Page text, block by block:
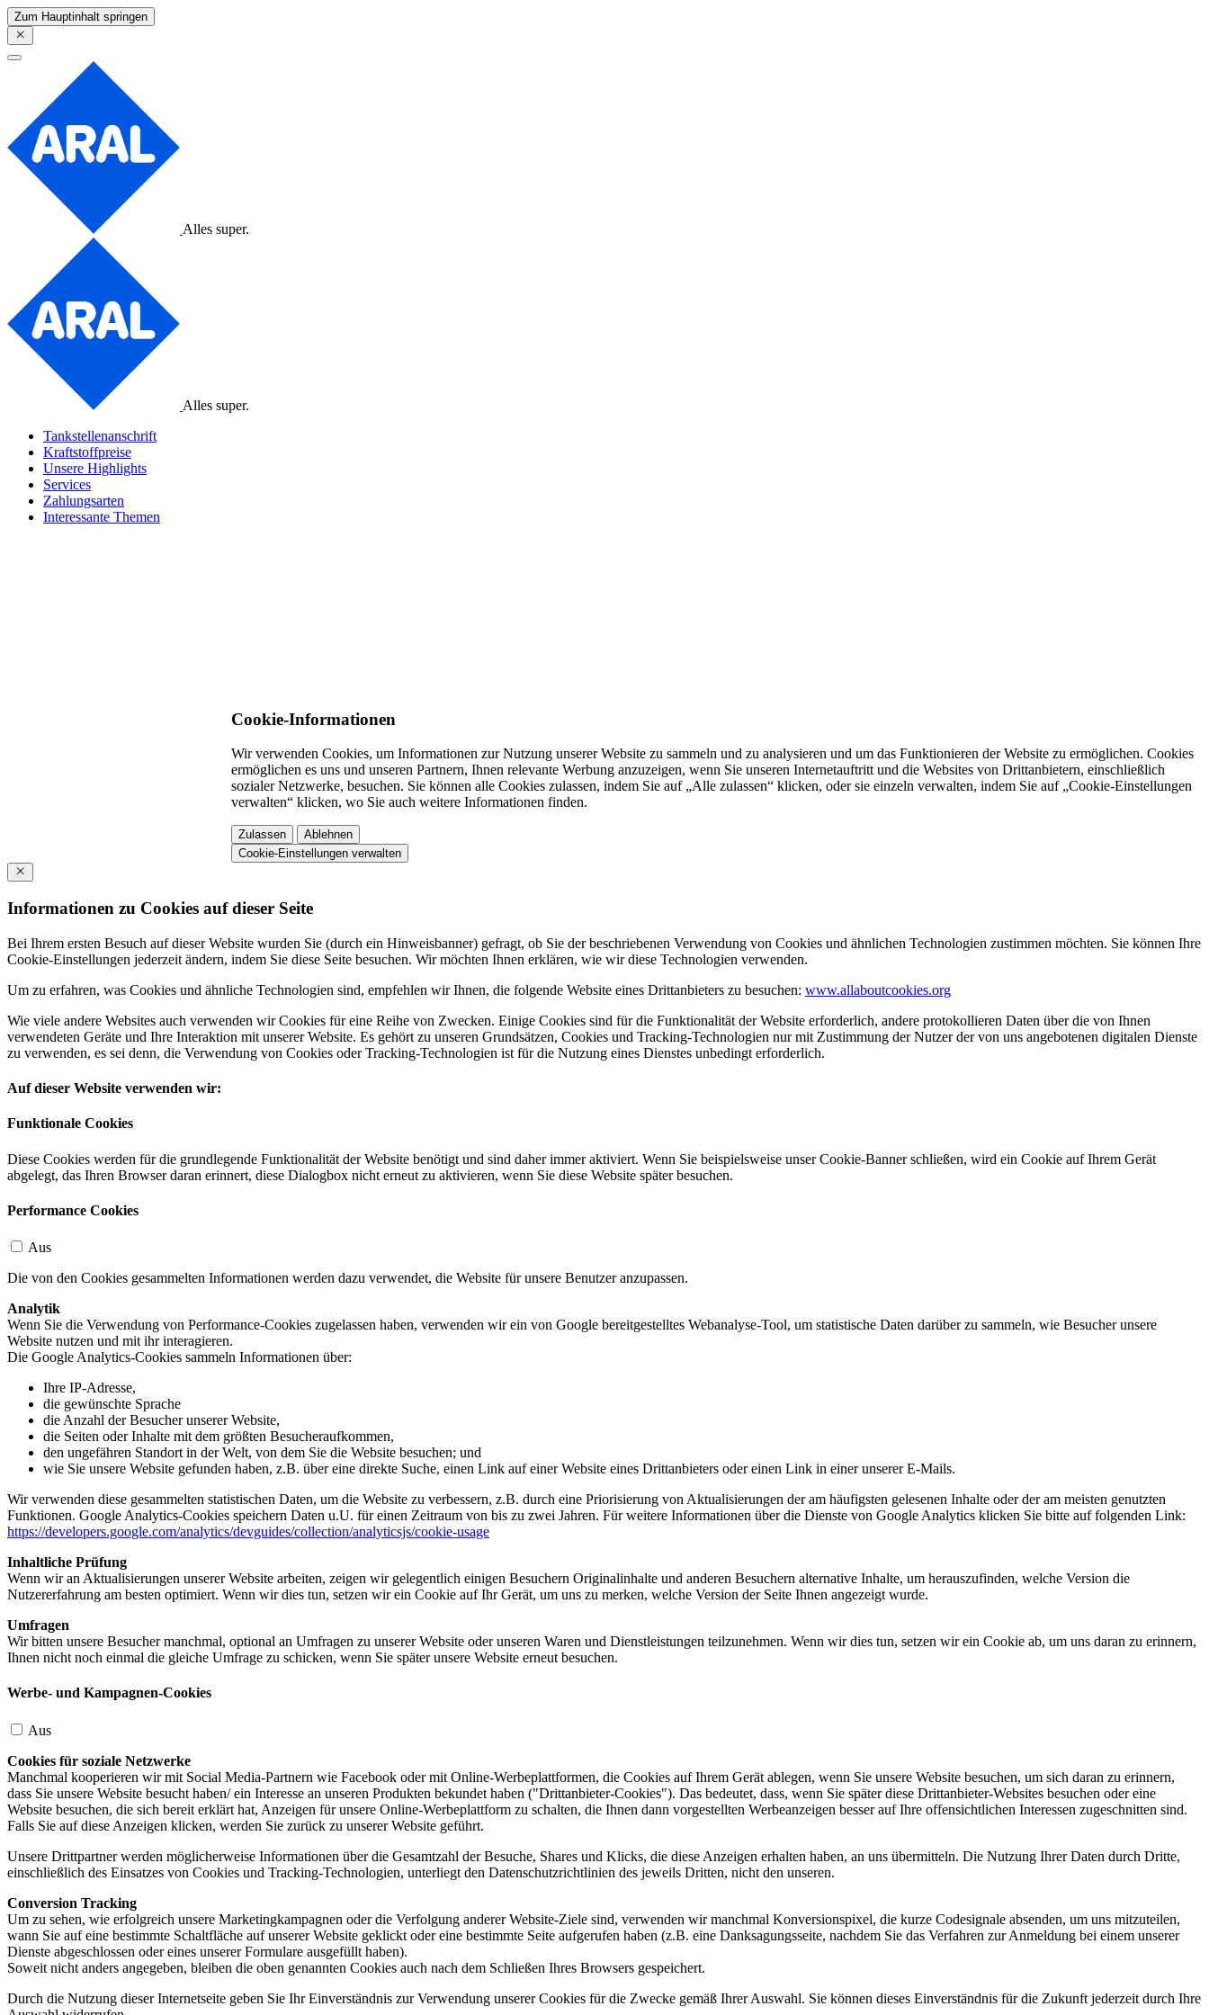
Zum Hauptinhalt springen
Alles super.
Alles super.
Tankstellenanschrift
Kraftstoffpreise
Unsere Highlights
Services
Zahlungsarten
Interessante Themen
Cookie-Informationen
Wir verwenden Cookies, um Informationen zur Nutzung unserer Website zu sammeln und zu analysieren und um das Funktionieren der Website zu ermöglichen. Cookies
ermöglichen es uns und unseren Partnern, Ihnen relevante Werbung anzuzeigen, wenn Sie unseren Internetauftritt und die Websites von Drittanbietern, einschließlich
sozialer Netzwerke, besuchen. Sie können alle Cookies zulassen, indem Sie auf „Alle zulassen“ klicken, oder sie einzeln verwalten, indem Sie auf „Cookie-Einstellungen
verwalten“ klicken, wo Sie auch weitere Informationen finden.
Zulassen
Ablehnen
Cookie-Einstellungen verwalten
Informationen zu Cookies auf dieser Seite
Bei Ihrem ersten Besuch auf dieser Website wurden Sie (durch ein Hinweisbanner) gefragt, ob Sie der beschriebenen Verwendung von Cookies und ähnlichen Technologien zustimmen möchten. Sie können Ihre
Cookie-Einstellungen jederzeit ändern, indem Sie diese Seite besuchen. Wir möchten Ihnen erklären, wie wir diese Technologien verwenden.
Um zu erfahren, was Cookies und ähnliche Technologien sind, empfehlen wir Ihnen, die folgende Website eines Drittanbieters zu besuchen: www.allaboutcookies.org
Wie viele andere Websites auch verwenden wir Cookies für eine Reihe von Zwecken. Einige Cookies sind für die Funktionalität der Website erforderlich, andere protokollieren Daten über die von Ihnen
verwendeten Geräte und Ihre Interaktion mit unserer Website. Es gehört zu unseren Grundsätzen, Cookies und Tracking-Technologien nur mit Zustimmung der Nutzer der von uns angebotenen digitalen Dienste
zu verwenden, es sei denn, die Verwendung von Cookies oder Tracking-Technologien ist für die Nutzung eines Dienstes unbedingt erforderlich.
Auf dieser Website verwenden wir:
Funktionale Cookies
Diese Cookies werden für die grundlegende Funktionalität der Website benötigt und sind daher immer aktiviert. Wenn Sie beispielsweise unser Cookie-Banner schließen, wird ein Cookie auf Ihrem Gerät
abgelegt, das Ihren Browser daran erinnert, diese Dialogbox nicht erneut zu aktivieren, wenn Sie diese Website später besuchen.
Performance Cookies
Aus
Die von den Cookies gesammelten Informationen werden dazu verwendet, die Website für unsere Benutzer anzupassen.
Analytik
Wenn Sie die Verwendung von Performance-Cookies zugelassen haben, verwenden wir ein von Google bereitgestelltes Webanalyse-Tool, um statistische Daten darüber zu sammeln, wie Besucher unsere
Website nutzen und mit ihr interagieren.
Die Google Analytics-Cookies sammeln Informationen über:
Ihre IP-Adresse,
die gewünschte Sprache
die Anzahl der Besucher unserer Website,
die Seiten oder Inhalte mit dem größten Besucheraufkommen,
den ungefähren Standort in der Welt, von dem Sie die Website besuchen; und
wie Sie unsere Website gefunden haben, z.B. über eine direkte Suche, einen Link auf einer Website eines Drittanbieters oder einen Link in einer unserer E-Mails.
Wir verwenden diese gesammelten statistischen Daten, um die Website zu verbessern, z.B. durch eine Priorisierung von Aktualisierungen der am häufigsten gelesenen Inhalte oder der am meisten genutzten
Funktionen. Google Analytics-Cookies speichern Daten u.U. für einen Zeitraum von bis zu zwei Jahren. Für weitere Informationen über die Dienste von Google Analytics klicken Sie bitte auf folgenden Link:
https://developers.google.com/analytics/devguides/collection/analyticsjs/cookie-usage
Inhaltliche Prüfung
Wenn wir an Aktualisierungen unserer Website arbeiten, zeigen wir gelegentlich einigen Besuchern Originalinhalte und anderen Besuchern alternative Inhalte, um herauszufinden, welche Version die
Nutzererfahrung am besten optimiert. Wenn wir dies tun, setzen wir ein Cookie auf Ihr Gerät, um uns zu merken, welche Version der Seite Ihnen angezeigt wurde.
Umfragen
Wir bitten unsere Besucher manchmal, optional an Umfragen zu unserer Website oder unseren Waren und Dienstleistungen teilzunehmen. Wenn wir dies tun, setzen wir ein Cookie ab, um uns daran zu erinnern,
Ihnen nicht noch einmal die gleiche Umfrage zu schicken, wenn Sie später unsere Website erneut besuchen.
Werbe- und Kampagnen-Cookies
Aus
Cookies für soziale Netzwerke
Manchmal kooperieren wir mit Social Media-Partnern wie Facebook oder mit Online-Werbeplattformen, die Cookies auf Ihrem Gerät ablegen, wenn Sie unsere Website besuchen, um sich daran zu erinnern,
dass Sie unsere Website besucht haben/ ein Interesse an unseren Produkten bekundet haben ("Drittanbieter-Cookies"). Das bedeutet, dass, wenn Sie später diese Drittanbieter-Websites besuchen oder eine
Website besuchen, die sich bereit erklärt hat, Anzeigen für unsere Online-Werbeplattform zu schalten, die Ihnen dann vorgestellten Werbeanzeigen besser auf Ihre offensichtlichen Interessen zugeschnitten sind.
Falls Sie auf diese Anzeigen klicken, werden Sie zurück zu unserer Website geführt.
Unsere Drittpartner werden möglicherweise Informationen über die Gesamtzahl der Besuche, Shares und Klicks, die diese Anzeigen erhalten haben, an uns übermitteln. Die Nutzung Ihrer Daten durch Dritte,
einschließlich des Einsatzes von Cookies und Tracking-Technologien, unterliegt den Datenschutzrichtlinien des jeweils Dritten, nicht den unseren.
Conversion Tracking
Um zu sehen, wie erfolgreich unsere Marketingkampagnen oder die Verfolgung anderer Website-Ziele sind, verwenden wir manchmal Konversionspixel, die kurze Codesignale absenden, um uns mitzuteilen,
wann Sie auf eine bestimmte Schaltfläche auf unserer Website geklickt oder eine bestimmte Seite aufgerufen haben (z.B. eine Danksagungsseite, nachdem Sie das Verfahren zur Anmeldung bei einem unserer
Dienste abgeschlossen oder eines unserer Formulare ausgefüllt haben).
Soweit nicht anders angegeben, bleiben die oben genannten Cookies auch nach dem Schließen Ihres Browsers gespeichert.
Durch die Nutzung dieser Internetseite geben Sie Ihr Einverständnis zur Verwendung unserer Cookies für die Zwecke gemäß Ihrer Auswahl. Sie können dieses Einverständnis für die Zukunft jederzeit durch Ihre